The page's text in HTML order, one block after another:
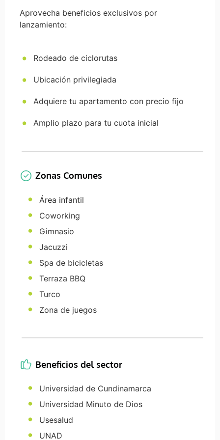
Aprovecha beneficios exclusivos por
lanzamiento:
Rodeado de ciclorutas
Ubicación privilegiada
Adquiere tu apartamento con precio fijo
Amplio plazo para tu cuota inicial
Zonas Comunes
Área infantil
Coworking
Gimnasio
Jacuzzi
Spa de bicicletas
Terraza BBQ
Turco
Zona de juegos
Beneficios del sector
Universidad de Cundinamarca
Universidad Minuto de Dios
Usesalud
UNAD